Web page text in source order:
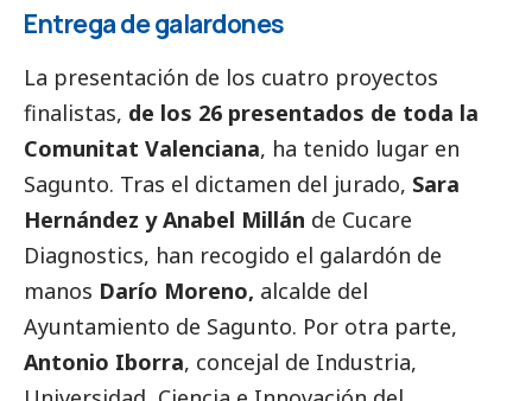
Entrega de galardones
La presentación de los cuatro proyectos
finalistas, de los 26 presentados de toda la
Comunitat Valenciana, ha tenido lugar en
Sagunto. Tras el dictamen del jurado, Sara
Hernández y Anabel Millán de Cucare
Diagnostics, han recogido el galardón de
manos Darío Moreno, alcalde del
Ayuntamiento de Sagunto. Por otra parte,
Antonio Iborra, concejal de Industria,